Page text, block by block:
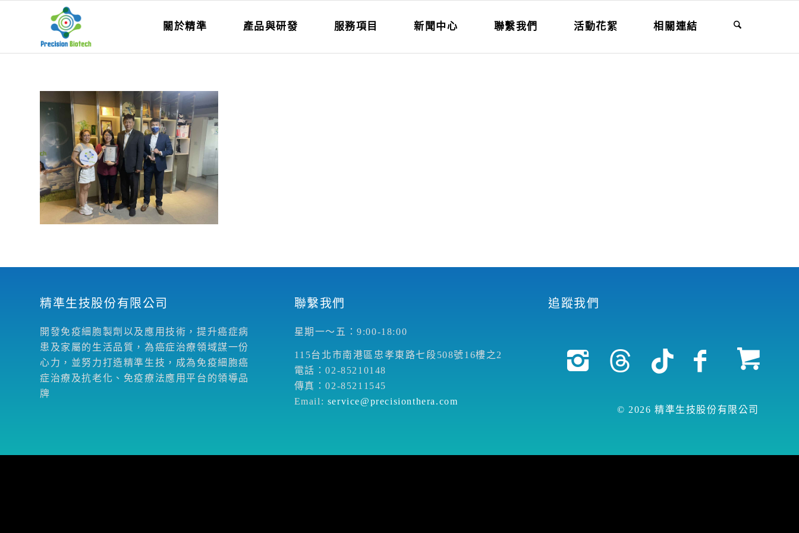
關於精準 產品與研發 服務項目 新聞中心 聯繫我們 活動花絮 相關連結
精準生技股份有限公司
開發免疫細胞製劑以及應用技術，提升癌症病
患及家屬的生活品質，為癌症治療領域謀一份
心力，並努力打造精準生技，成為免疫細胞癌
症治療及抗老化、免疫療法應用平台的領導品
牌
聯繫我們
星期一～五：9:00-18:00
115台北市南港區忠孝東路七段508號16樓之2
電話：02-85210148
傳真：02-85211545
Email: service@precisionthera.com
追蹤我們
© 2026 精準生技股份有限公司